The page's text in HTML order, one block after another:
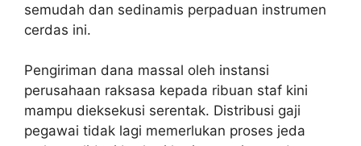
semudah dan sedinamis perpaduan instrumen
cerdas ini.
Pengiriman dana massal oleh instansi
perusahaan raksasa kepada ribuan staf kini
mampu dieksekusi serentak. Distribusi gaji
pegawai tidak lagi memerlukan proses jeda